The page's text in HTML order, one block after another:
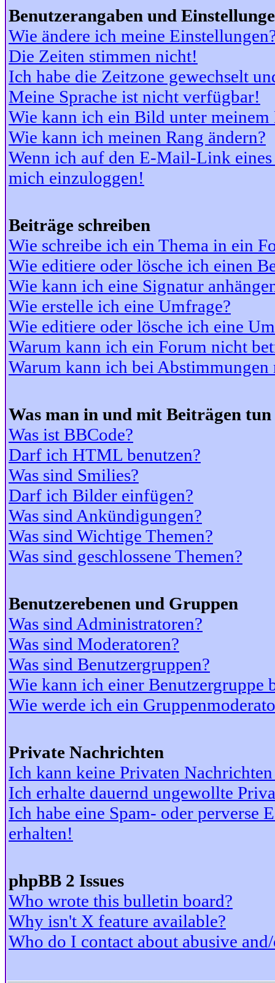
Benutzerangaben und
Wie ändere ich meine
Die Zeiten stimmen nicht!
Ich habe die Zeitzone gewechselt
Meine Sprache ist nicht verfügbar!
Wie kann ich ein Bild unter meinem
Wie kann ich meinen Rang ändern?
Wenn ich auf den E-Mail-Link
mich einzuloggen!
Beiträge schreiben
Wie schreibe ich ein Thema in ein
Wie editiere oder lösche ich einen
Wie kann ich eine Signatur
Wie erstelle ich eine Umfrage?
Wie editiere oder lösche ich eine
Warum kann ich ein Forum nicht
Warum kann ich bei
Was man in und mit Beiträgen
Was ist BBCode?
Darf ich HTML benutzen?
Was sind Smilies?
Darf ich Bilder einfügen?
Was sind Ankündigungen?
Was sind Wichtige Themen?
Was sind geschlossene Themen?
Benutzerebenen und Gruppen
Was sind Administratoren?
Was sind Moderatoren?
Was sind Benutzergruppen?
Wie kann ich einer Benutzergruppe
Wie werde ich ein
Private Nachrichten
Ich kann keine Privaten
Ich erhalte dauernd ungewollte
Ich habe eine Spam- oder perverse
erhalten!
phpBB 2 Issues
Who wrote this bulletin board?
Why isn't X feature available?
Who do I contact about abusive